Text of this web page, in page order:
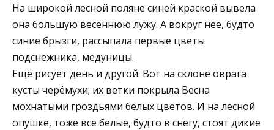
На широкой лесной поляне синей краской вывела
она большую весеннюю лужу. А вокруг неё, будто
синие брызги, рассыпала первые цветы
подснежника, медуницы.
Ещё рисует день и другой. Вот на склоне оврага
кусты черёмухи; их ветки покрыла Весна
мохнатыми гроздьями белых цветов. И на лесной
опушке, тоже все белые, будто в снегу, стоят дикие